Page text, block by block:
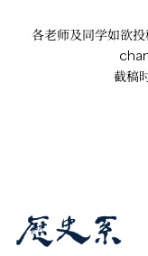
各老师及同学如欲
截稿